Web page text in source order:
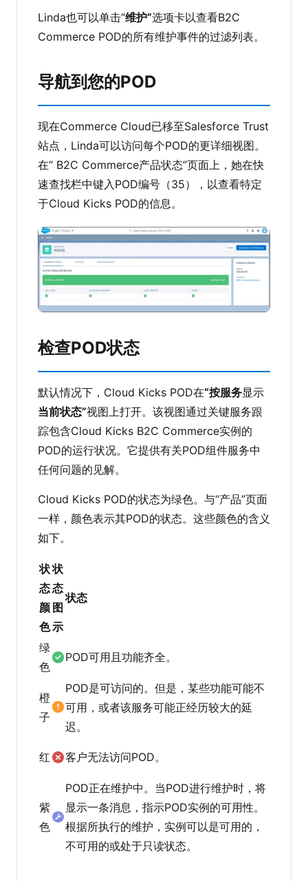
Linda也可以单击“维护”选项卡以查看B2C
Commerce POD的所有维护事件的过滤列表。
导航到您的POD
现在Commerce Cloud已移至Salesforce Trust
站点，Linda可以访问每个POD的更详细视图。
在“ B2C Commerce产品状态”页面上，她在快
速查找栏中键入POD编号（35），以查看特定
于Cloud Kicks POD的信息。
检查POD状态
默认情况下，Cloud Kicks POD在“按服务显示
当前状态”视图上打开。该视图通过关键服务跟
踪包含Cloud Kicks B2C Commerce实例的
POD的运行状况。它提供有关POD组件服务中
任何问题的见解。
Cloud Kicks POD的状态为绿色。与“产品”页面
一样，颜色表示其POD的状态。这些颜色的含义
如下。
状
态
颜
色
状
态
图
示
状态
绿
色
POD可用且功能齐全。
橙
子
POD是可访问的。但是，某些功能可能不
可用，或者该服务可能正经历较大的延
迟。
红 客户无法访问POD。
紫
色
POD正在维护中。当POD进行维护时，将
显示一条消息，指示POD实例的可用性。
根据所执行的维护，实例可以是可用的，
不可用的或处于只读状态。